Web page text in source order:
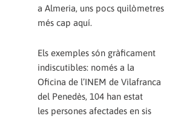
a Almeria, uns pocs quilòmetres
més cap aquí.
Els exemples són gràficament
indiscutibles: només a la
Oficina de l’INEM de Vilafranca
del Penedès, 104 han estat
les persones afectades en sis